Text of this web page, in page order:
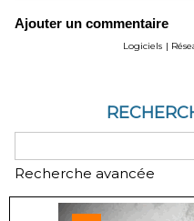
Ajouter un commentaire
Logiciels |
Recherche avancée